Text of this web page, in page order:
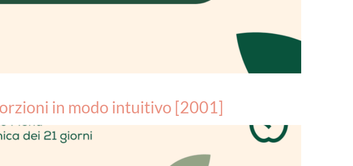
in modo intuitivo [2001]